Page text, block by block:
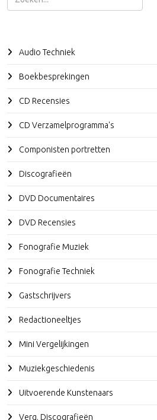
Audio Techniek
Boekbesprekingen
CD Recensies
CD Verzamelprogramma's
Componisten portretten
Discografieën
DVD Documentaires
DVD Recensies
Fonografie Muziek
Fonografie Techniek
Gastschrijvers
Redactioneeltjes
Mini Vergelijkingen
Muziekgeschiedenis
Uitvoerende Kunstenaars
Verg. Discografieën